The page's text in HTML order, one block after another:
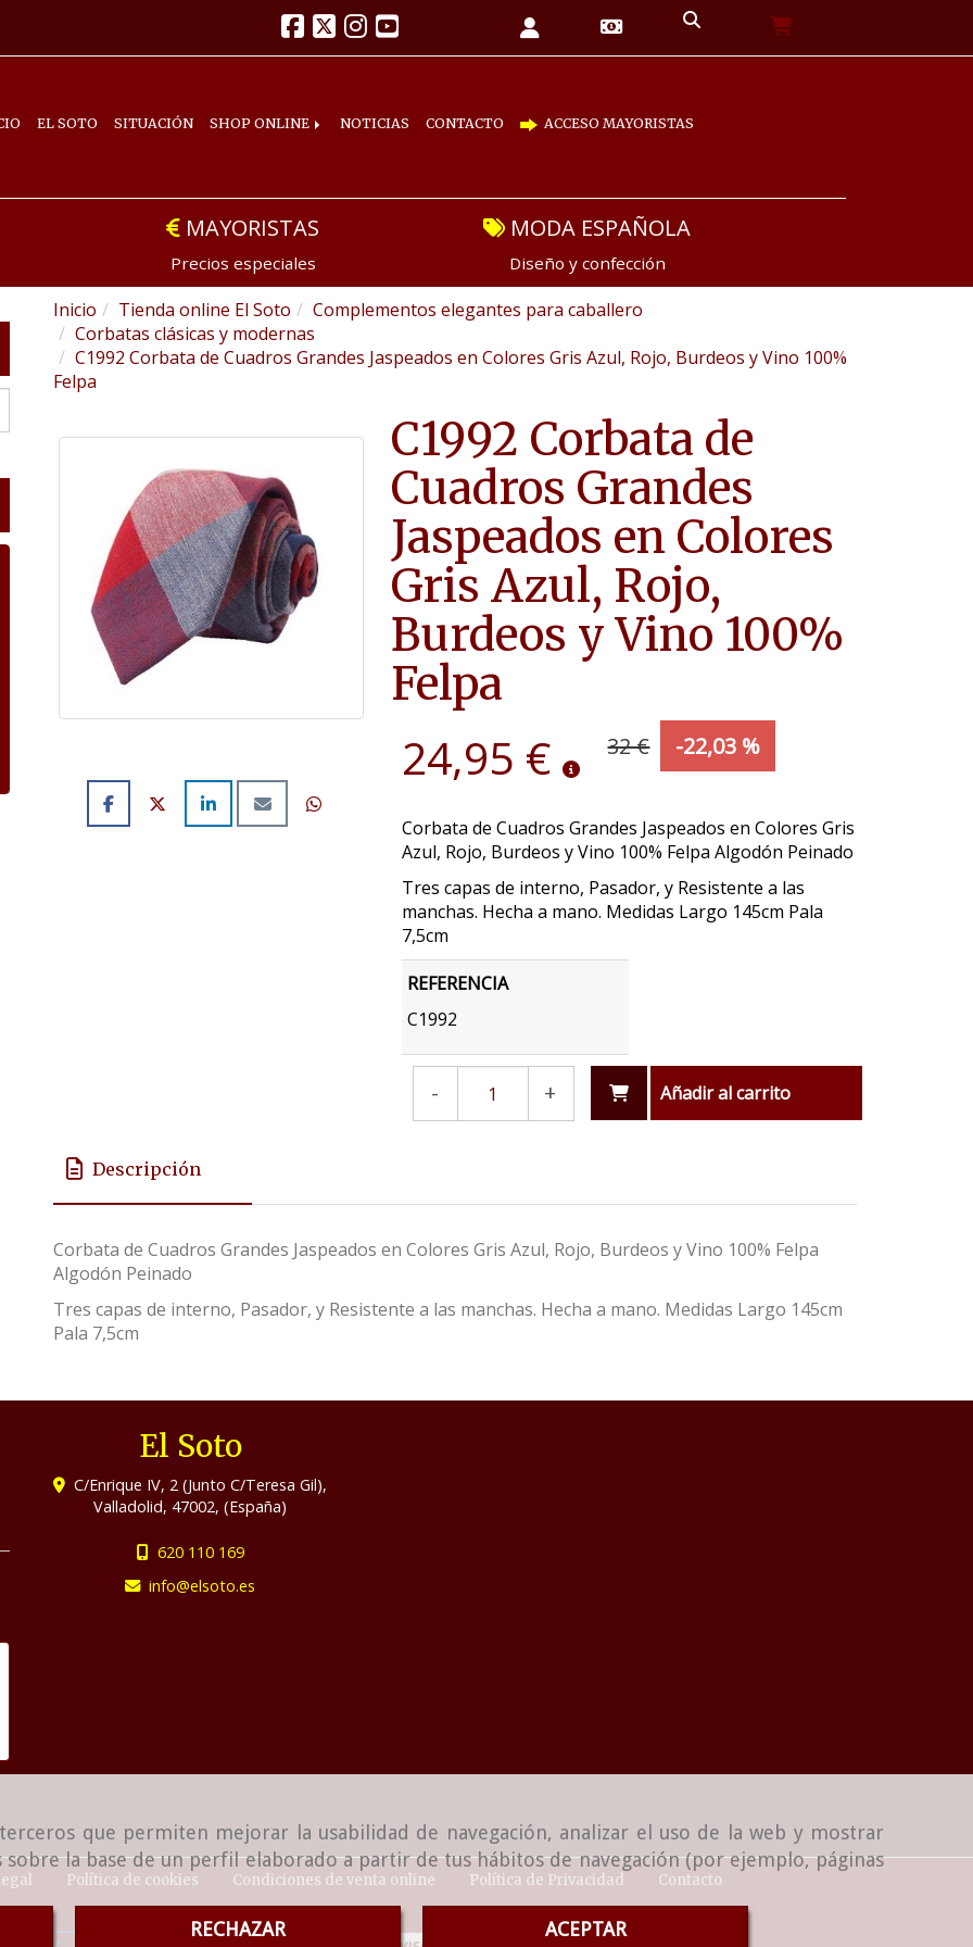
que permiten mejorar la usabilidad de navegación, analizar el uso de la web y mostrar
la base de un perfil elaborado a partir de tus hábitos de navegación (por ejemplo, páginas
RECHAZAR ACEPTAR
EL SOTO SITUACIÓN SHOP ONLINE NOTICIAS CONTACTO ACCESO MAYORISTAS
MAYORISTAS
Precios especiales
MODA ESPAÑOLA
Diseño y confección
Inicio Tienda online El Soto
Complementos elegantes para caballero
Corbatas clásicas y modernas
C1992 Corbata de Cuadros Grandes Jaspeados en Colores Gris Azul, Rojo, Burdeos y Vino 100%
Felpa
C1992 Corbata de
Cuadros Grandes
Jaspeados en Colores
Gris Azul, Rojo,
Burdeos y Vino 100%
Felpa
24,95 € 32 € -22,03 %
Corbata de Cuadros Grandes Jaspeados en Colores Gris
Azul, Rojo, Burdeos y Vino 100% Felpa Algodón Peinado
Tres capas de interno, Pasador, y Resistente a las
manchas. Hecha a mano. Medidas Largo 145cm Pala
7,5cm
REFERENCIA
C1992
- + Añadir al carrito
Descripción
Corbata de Cuadros Grandes Jaspeados en Colores Gris Azul, Rojo, Burdeos y Vino 100% Felpa
Algodón Peinado
Tres capas de interno, Pasador, y Resistente a las manchas. Hecha a mano. Medidas Largo 145cm
Pala 7,5cm
El Soto
C/Enrique IV, 2 (Junto C/Teresa Gil),
Valladolid, 47002,(España)
620 110 169
info
elsoto.es
Política de cookies Condiciones de venta online Política de Privacidad Contacto